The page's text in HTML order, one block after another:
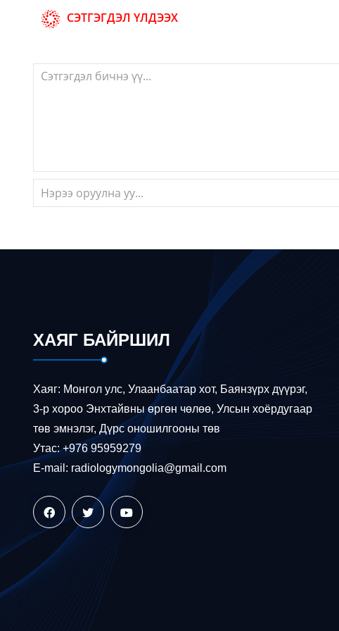
СЭТГЭГДЭЛ ҮЛДЭЭХ
ХАЯГ БАЙРШИЛ
Хаяг: Монгол улс, Улаанбаатар хот, Баянзүрх дүүрэг,
3-р хороо Энхтайвны өргөн чөлөө, Улсын хоёрдугаар
төв эмнэлэг, Дүрс оношилгооны төв
Утас: +976 95959279
E-mail: radiologymongolia@gmail.com